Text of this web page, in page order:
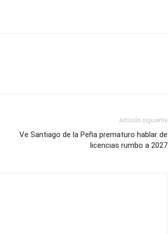
Artículo siguiente
Ve Santiago de la Peña prematuro hablar de
licencias rumbo a 2027